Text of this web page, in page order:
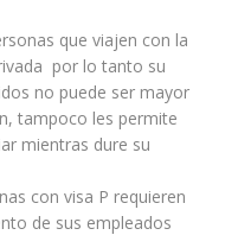
que viajen con la
por lo tanto su
no puede ser mayor
tampoco les permite
mientras dure su
con visa P requieren
de sus empleados